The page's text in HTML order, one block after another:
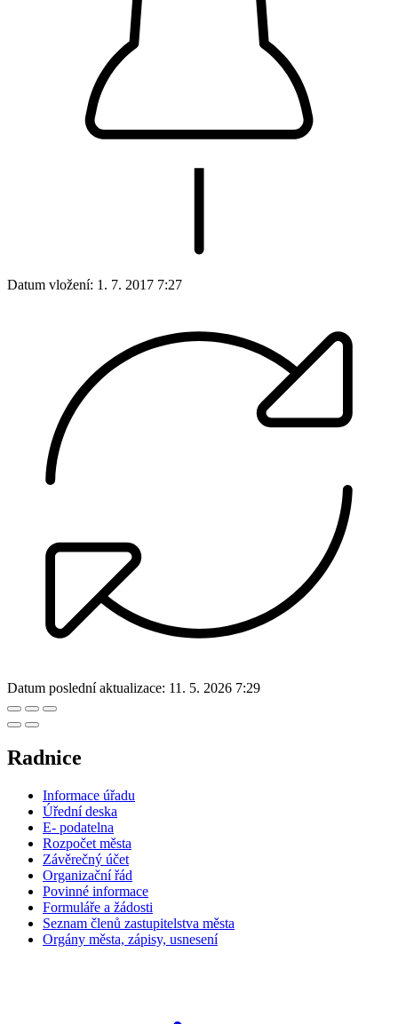
Datum vložení: 1. 7. 2017 7:27
Datum poslední aktualizace: 11. 5. 2026 7:29
Radnice
Informace úřadu
Úřední deska
E- podatelna
Rozpočet města
Závěrečný účet
Organizační řád
Povinné informace
Formuláře a žádosti
Seznam členů zastupitelstva města
Orgány města, zápisy, usnesení